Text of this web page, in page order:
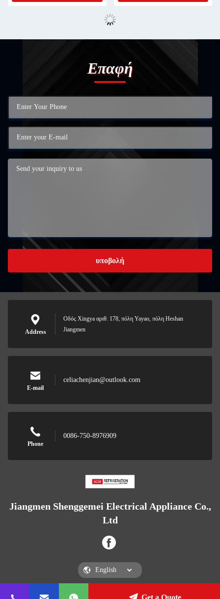
Επαφή
υποβολή
Address
Οδός Xingya αριθ. 178, πόλη Yayao, πόλη Heshan
Jiangmen
E-mail
celiachenjian@outlook.com
Phone
0086-750-8976909
Jiangmen Shenggemei Electrical Appliance Co.,
Ltd